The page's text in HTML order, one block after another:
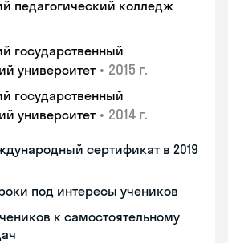
педагогический колледж
государственный
университет • 2015 г.
государственный
университет • 2014 г.
сертификат в 2019
под интересы учеников
к самостоятельному